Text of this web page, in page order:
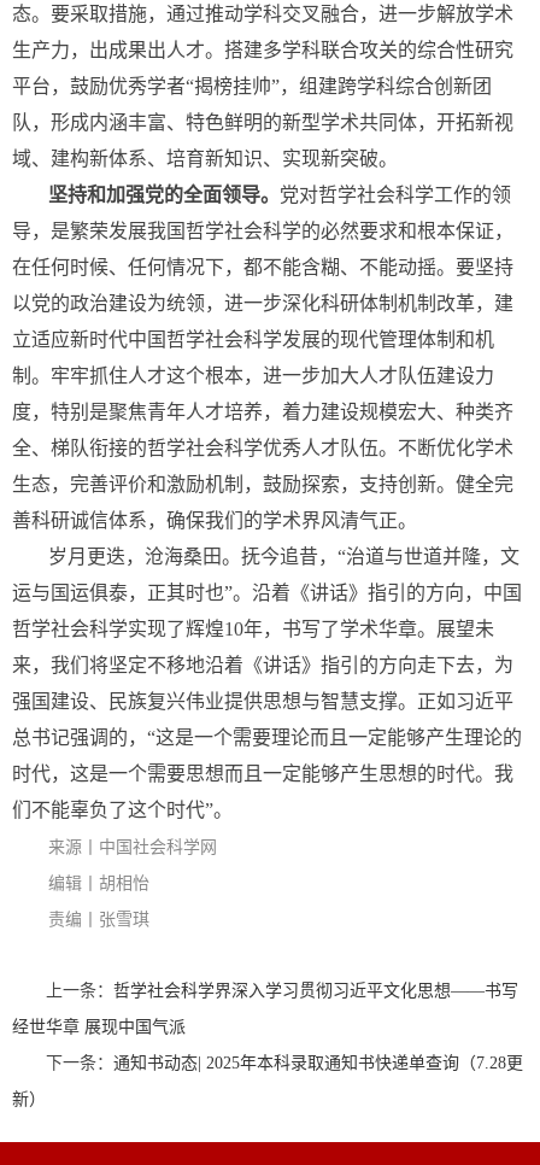
态。要采取措施，通过推动学科交叉融合，进一步解放学术
生产力，出成果出人才。搭建多学科联合攻关的综合性研究
平台，鼓励优秀学者“揭榜挂帅”，组建跨学科综合创新团
队，形成内涵丰富、特色鲜明的新型学术共同体，开拓新视
域、建构新体系、培育新知识、实现新突破。
坚持和加强党的全面领导。 党对哲学社会科学工作的领
导，是繁荣发展我国哲学社会科学的必然要求和根本保证，
在任何时候、任何情况下，都不能含糊、不能动摇。要坚持
以党的政治建设为统领，进一步深化科研体制机制改革，建
立适应新时代中国哲学社会科学发展的现代管理体制和机
制。牢牢抓住人才这个根本，进一步加大人才队伍建设力
度，特别是聚焦青年人才培养，着力建设规模宏大、种类齐
全、梯队衔接的哲学社会科学优秀人才队伍。不断优化学术
生态，完善评价和激励机制，鼓励探索，支持创新。健全完
善科研诚信体系，确保我们的学术界风清气正。
岁月更迭，沧海桑田。抚今追昔，“治道与世道并隆，文
运与国运俱泰，正其时也”。沿着《讲话》指引的方向，中国
哲学社会科学实现了辉煌10年，书写了学术华章。展望未
来，我们将坚定不移地沿着《讲话》指引的方向走下去，为
强国建设、民族复兴伟业提供思想与智慧支撑。正如习近平
总书记强调的，“这是一个需要理论而且一定能够产生理论的
时代，这是一个需要思想而且一定能够产生思想的时代。我
们不能辜负了这个时代”。
来源丨中国社会科学网
编辑丨胡相怡
责编丨张雪琪
上一条： 哲学社会科学界深入学习贯彻习近平文化思想——书写
经世华章 展现中国气派
下一条： 通知书动态| 2025年本科录取通知书快递单查询（7.28更
新）